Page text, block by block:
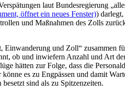
laut Bundesregierung
öffnet ein neues Fenster))
und Maßnahmen des Zolls
und Zoll“ zusammen
ob und inwiefern Anzahl und Art
hätten zur Folge, dass die
es zu Engpässen und damit
sind als zu Spitzenzeiten.